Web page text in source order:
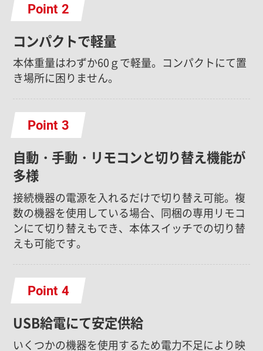
Point
コンパクトで軽量
本体重量はわずか60ｇで軽量。コンパクトにて置
き場所に困りません。
Point
自動・手動・リモコンと切り替え機能が
多様
接続機器の電源を入れるだけで切り替え可能。複
数の機器を使用している場合、同梱の専用リモコ
ンにて切り替えもでき、本体スイッチでの切り替
えも可能です。
Point
USB給電にて安定供給
いくつかの機器を使用するため電力不足により映